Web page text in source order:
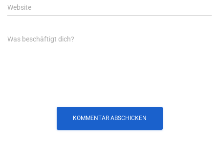
Website
Was beschäftigt dich?